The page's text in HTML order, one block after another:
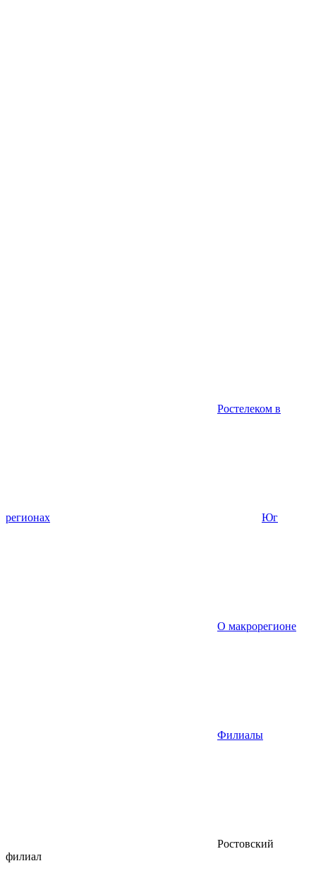
Ростелеком в
регионах Юг
О макрорегионе
Филиалы
Ростовский
филиал